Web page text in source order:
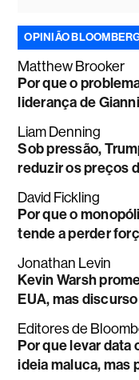
OPINIÃO
Matthew Brooker
Por que o
liderança de
Liam Denning
Sob pressão,
reduzir os preços
David Fickling
Por que o
tende a perder
Jonathan Levin
Kevin Warsh
EUA, mas
Editores de
Por que levar data
ideia maluca, mas